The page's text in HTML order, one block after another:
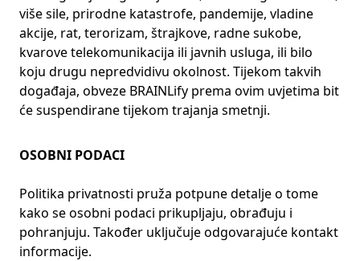
više sile, prirodne katastrofe, pandemije, vladine
akcije, rat, terorizam, štrajkove, radne sukobe,
kvarove telekomunikacija ili javnih usluga, ili bilo
koju drugu nepredvidivu okolnost. Tijekom takvih
događaja, obveze BRAINLify prema ovim uvjetima bit
će suspendirane tijekom trajanja smetnji.
OSOBNI PODACI
Politika privatnosti pruža potpune detalje o tome
kako se osobni podaci prikupljaju, obrađuju i
pohranjuju. Također uključuje odgovarajuće kontakt
informacije.